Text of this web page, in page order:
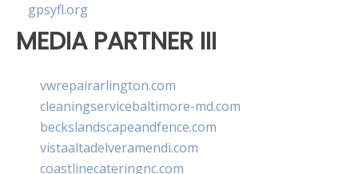
gpsyfl.org
MEDIA PARTNER III
vwrepairarlington.com
cleaningservicebaltimore-md.com
beckslandscapeandfence.com
vistaaltadelveramendi.com
coastlinecateringnc.com